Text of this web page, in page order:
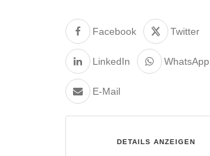
Facebook Twitter
LinkedIn WhatsApp
E-Mail
DETAILS ANZEIGEN